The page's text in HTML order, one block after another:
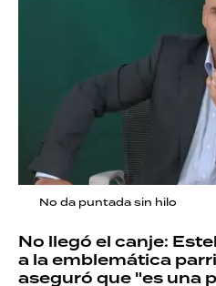
No da puntada sin hilo
No llegó el canje:
a la emblemática
aseguró que "es una